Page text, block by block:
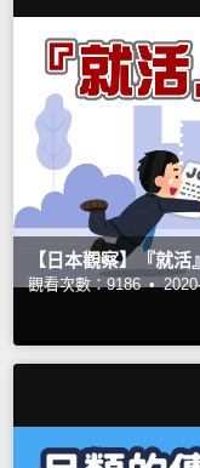
【日本觀察】『就活
觀看次數：9186 •